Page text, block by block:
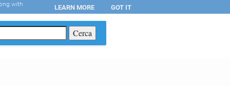
with LEARN MORE GOT IT